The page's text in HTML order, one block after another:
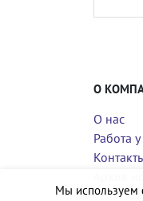
О
О нас
Работа
Мы используем